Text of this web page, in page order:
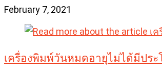
February 7, 2021
เครื่องพิมพ์วันหมดอายุไม่ได้มีปร